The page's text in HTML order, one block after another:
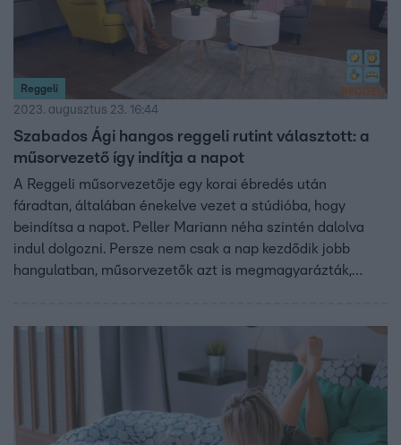
Reggeli
2023. augusztus 23. 16:44
Szabados Ági hangos reggeli rutint választott: a
műsorvezető így indítja a napot
A Reggeli műsorvezetője egy korai ébredés után
fáradtan, általában énekelve vezet a stúdióba, hogy
beindítsa a napot. Peller Mariann néha szintén dalolva
indul dolgozni. Persze nem csak a nap kezdődik jobb
hangulatban, műsorvezetők azt is megmagyarázták,